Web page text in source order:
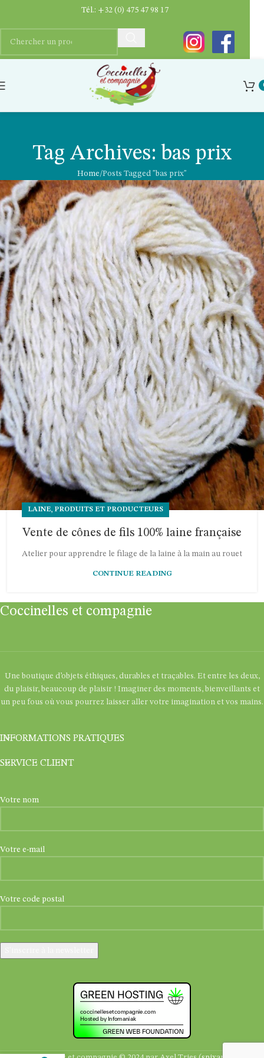
Tag Archives: bas prix
Home Posts Tagged "bas prix"
LAINE, PRODUITS ET PRODUCTEURS
Vente de cônes de fils 100% laine française
Atelier pour apprendre le filage de la laine à la main au rouet
CONTINUE READING
Coccinelles et compagnie
Une boutique d’objets éthiques, durables et traçables. Et entre les deux,
du plaisir, beaucoup de plaisir ! Imaginer des moments, bienveillants et
un peu fous où vous pourrez laisser aller votre imagination et vos mains.
INFORMATIONS PRATIQUES
SERVICE CLIENT
Votre nom
Votre e-mail
Votre code postal
Tél.: +32 (0) 475 47 98 17